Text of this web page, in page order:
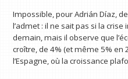
Impossible, pour Adrián Díaz,
l’admet : il ne sait pas si la
demain, mais il observe que
croître, de 4% (et même 5% en
l’Espagne, où la croissance